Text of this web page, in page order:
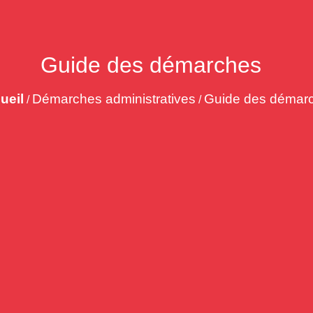
Guide des démarches
/ Démarches administratives / Guide des